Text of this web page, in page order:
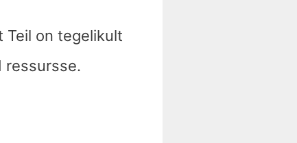
Teil on tegelikult
ressursse.